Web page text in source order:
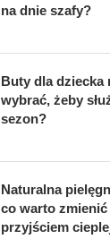
na dnie szafy?
Buty dla dziecka
wybrać, żeby
sezon?
Naturalna
co warto
przyjściem